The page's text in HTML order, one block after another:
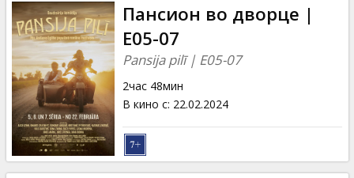
Пансион во дворце |
E05-07
Pansija pilī | E05-07
2час 48мин
В кино с: 22.02.2024